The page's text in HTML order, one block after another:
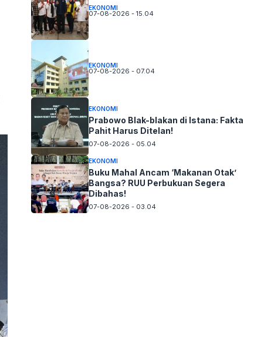
EKONOMI
07-08-2026 - 15.04
EKONOMI
07-08-2026 - 07.04
EKONOMI
Prabowo Blak-blakan di Istana: Fakta
Pahit Harus Ditelan!
07-08-2026 - 05.04
EKONOMI
Buku Mahal Ancam ‘Makanan Otak’
Bangsa? RUU Perbukuan Segera
Dibahas!
07-08-2026 - 03.04